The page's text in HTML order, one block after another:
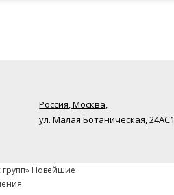
Россия, Москва,
ул. Малая Ботаническая, 24AC1
Новейшие